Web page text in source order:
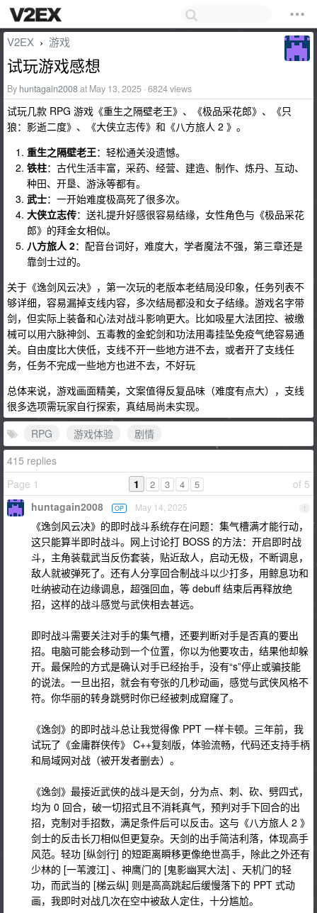
V2EX › 游戏
试玩游戏感想
By huntagain2008at May 13, 2025 · 6824 views
试玩几款 RPG 游戏《重生之隔壁老王》、《极品采花郎》、《只
狼：影逝二度》、《大侠立志传》和《八方旅人 2 》。
重生之隔壁老王：轻松通关没遗憾。
铁柱：古代生活丰富，采药、经营、建造、制作、炼丹、互动、
种田、开垦、游泳等都有。
武士：一开始难度极高死了很多次。
大侠立志传：送礼提升好感很容易结缘，女性角色与《极品采花
郎》的拜金女相似。
八方旅人 2：配音台词好，难度大，学者魔法不强，第三章还是
靠剑士过的。
关于《逸剑风云决》，第一次玩的老版本老结局没印象，任务列表不
够详细，容易漏掉支线内容，多次结局都没和女子结缘。游戏名字带
剑，但实际上装备和心法对战斗影响更大。比如吸星大法团控、被缴
械可以用六脉神剑、五毒教的金蛇剑和功法用毒挂坠免疫气绝容易通
关。自由度比大侠低，支线不开一些地方进不去，或者开了支线任
务，任务不完成一些地方也进不去，不好玩
总体来说，游戏画面精美，文案值得反复品味（难度有点大），支线
很多选项需玩家自行探索，真结局尚未实现。
RPG
游戏体验
剧情
415 replies
Page 1
of 5
1 2 3 4 5
1
huntagain2008 OP May 14, 2025
《逸剑风云决》的即时战斗系统存在问题：集气槽满才能行动，
这只能算半即时战斗。网上讨论打 BOSS 的方法：开启即时战
斗，主角装载武当反伤套装，贴近敌人，启动无极，不断调息，
敌人就被弹死了。还有人分享回合制战斗以少打多，用鲸息功和
吐纳被动在边缘调息，超强回血，等 debuff 结束后再释放绝
招，这样的战斗感觉与武侠相去甚远。
即时战斗需要关注对手的集气槽，还要判断对手是否真的要出
招。电脑可能会移动到一个位置，你以为他要攻击，结果他却躲
开。最保险的方式是确认对手已经抬手，没有“s”停止或骗技能
的说法。一旦出招，就会有夸张的几秒动画，感觉与武侠风格不
符。你华丽的转身跳劈时你已经被刺成窟窿了。
《逸剑》的即时战斗总让我觉得像 PPT 一样卡顿。三年前，我
试玩了《金庸群侠传》 C++复刻版，体验流畅，代码还支持手柄
和局域网对战（被开发者删去）。
《逸剑》最接近武侠的战斗是天剑，分为点、刺、砍、劈四式，
均为 0 回合，破一切招式且不消耗真气，预判对手下回合的出
招，克制对手招数，满足条件后可以反击。这与《八方旅人 2 》
剑士的反击长刀相似但更复杂。天剑的出手简洁利落，体现高手
风范。轻功 [纵剑行] 的短距离瞬移更像绝世高手，除此之外还有
少林的 [一苇渡江] 、神鹰门的 [鬼影幽冥大法] 、天机门的轻
功，而武当的 [梯云纵] 则是高高跳起后缓慢落下的 PPT 式动
画，我即时对战几次在空中被敌人定住，十分尴尬。